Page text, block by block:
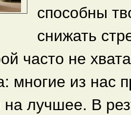
способны
снижать
часто не
многие из нас
лучшее. В